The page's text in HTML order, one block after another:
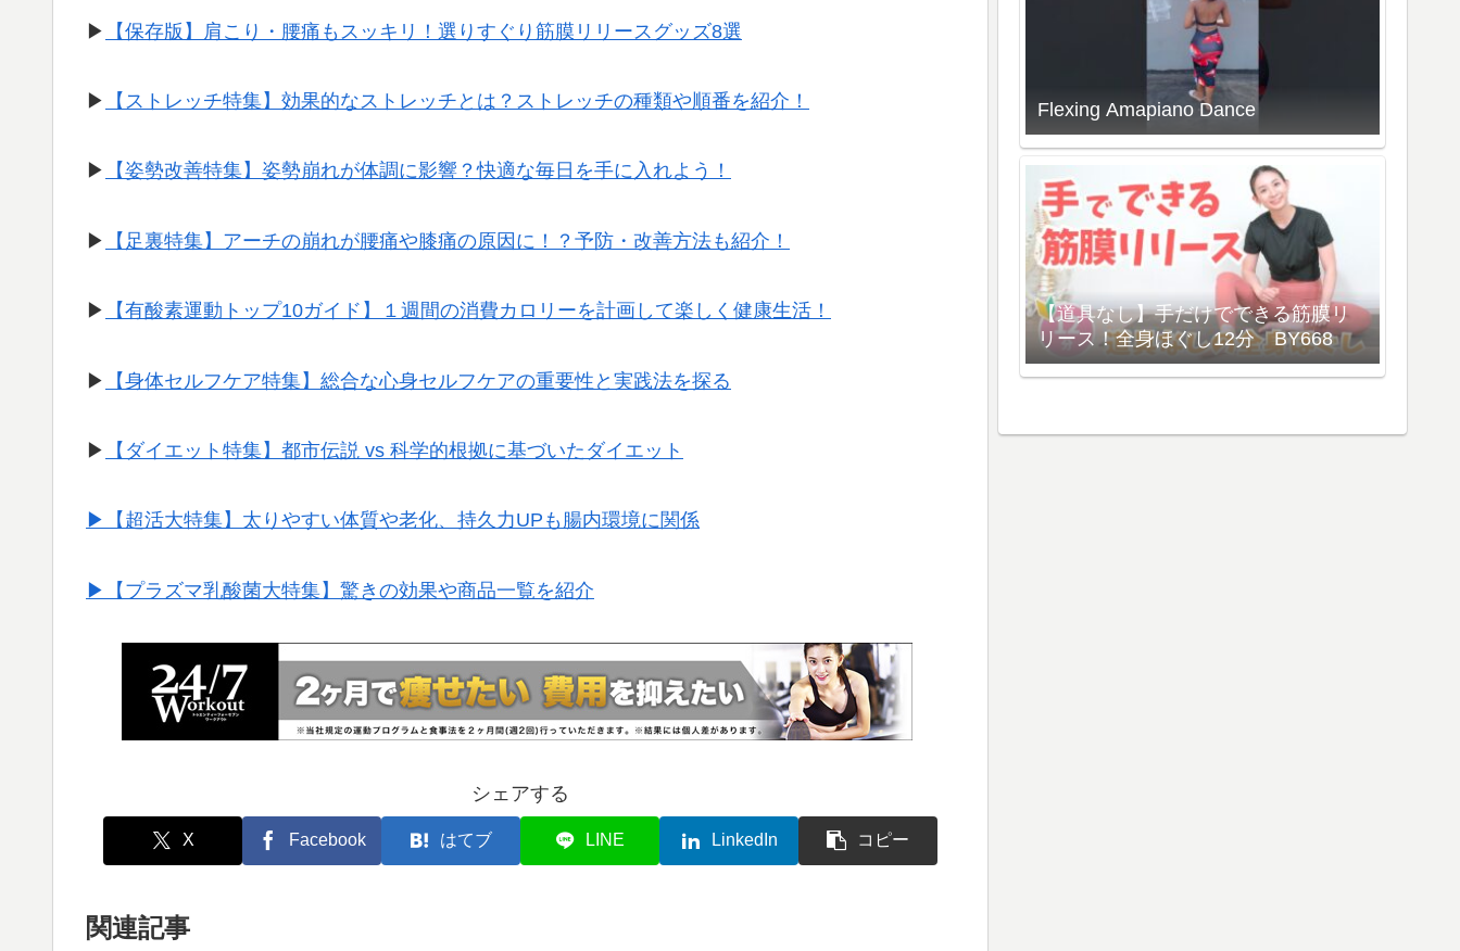
▶︎ 【保存版】肩こり・腰痛もスッキリ！選りすぐり筋膜リリースグッズ8選
▶︎ 【ストレッチ特集】効果的なストレッチとは？ストレッチの種類や順番を紹介！
▶︎ 【姿勢改善特集】姿勢崩れが体調に影響？快適な毎日を手に入れよう！
▶︎ 【足裏特集】アーチの崩れが腰痛や膝痛の原因に！？予防・改善方法も紹介！
▶︎ 【有酸素運動トップ10ガイド】１週間の消費カロリーを計画して楽しく健康生活！
▶︎ 【身体セルフケア特集】総合な心身セルフケアの重要性と実践法を探る
▶︎ 【ダイエット特集】都市伝説 vs 科学的根拠に基づいたダイエット
▶︎【超活大特集】太りやすい体質や老化、持久力UPも腸内環境に関係
▶︎【プラズマ乳酸菌大特集】驚きの効果や商品一覧を紹介
シェアする
X Facebook はてブ LINE LinkedIn コピー
関連記事
Flexing Amapiano Dance
【道具なし】手だけでできる筋膜リ
リース！全身ほぐし12分 BY668